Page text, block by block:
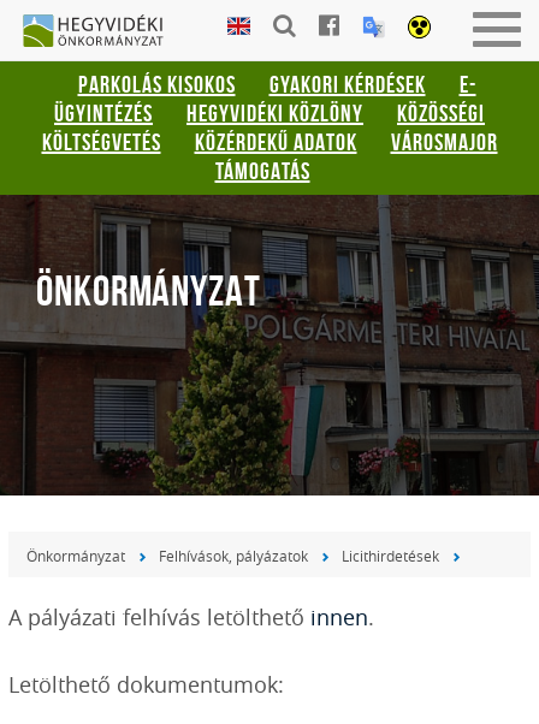
Gyorsbillentyűk
listája
Keresés:
"S"
Bejelentkezés:
HEGYVIDÉKI
ÖNKORMÁNYZAT
PARKOLÁS KISOKOS GYAKORI KÉRDÉSEK
E-
ÜGYINTÉZÉS
HEGYVIDÉKI KÖZLÖNY
KÖZÖSSÉGI
KÖLTSÉGVETÉS
KÖZÉRDEKŰ ADATOK
VÁROSMAJOR
TÁMOGATÁS
ÖNKORMÁNYZAT
Önkormányzat Felhívások, pályázatok Licithirdetések
A pályázati felhívás letölthető innen.
Letölthető dokumentumok: